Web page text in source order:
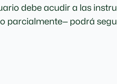
debe acudir a las
parcialmente— podrá